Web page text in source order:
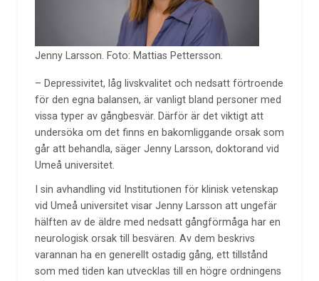
Jenny Larsson. Foto: Mattias Pettersson.
– Depressivitet, låg livskvalitet och nedsatt förtroende
för den egna balansen, är vanligt bland personer med
vissa typer av gångbesvär. Därför är det viktigt att
undersöka om det finns en bakomliggande orsak som
går att behandla, säger Jenny Larsson, doktorand vid
Umeå universitet.
I sin avhandling vid Institutionen för klinisk vetenskap
vid Umeå universitet visar Jenny Larsson att ungefär
hälften av de äldre med nedsatt gångförmåga har en
neurologisk orsak till besvären. Av dem beskrivs
varannan ha en generellt ostadig gång, ett tillstånd
som med tiden kan utvecklas till en högre ordningens